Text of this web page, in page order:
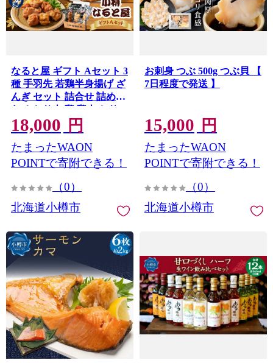
なると屋 ギフト Aセット 3
種 手羽先 若鶏半身揚げ ざ
んぎ セット 詰合せ 詰め合
わせ とり肉 鶏 鶏肉 とり
若鶏 唐揚げ 冷凍
18,000 円
たまったWAON
POINTで寄附できる！
（0）
北海道小樽市
お刺身 つぶ 500g つぶ貝 【
7日程度で発送 】
15,000 円
たまったWAON
POINTで寄附できる！
（0）
北海道小樽市